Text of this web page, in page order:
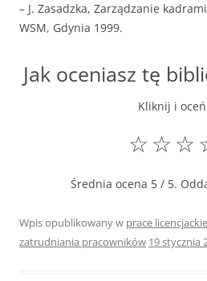
– J. Zasadzka, Zarządzanie
WSM, Gdynia 1999.
Jak oceniasz tę
Kliknij i
☆
☆
☆
Średnia ocena 5 / 5.
Wpis opublikowany w prace licencjackie
zatrudniania pracowników 19 stycznia